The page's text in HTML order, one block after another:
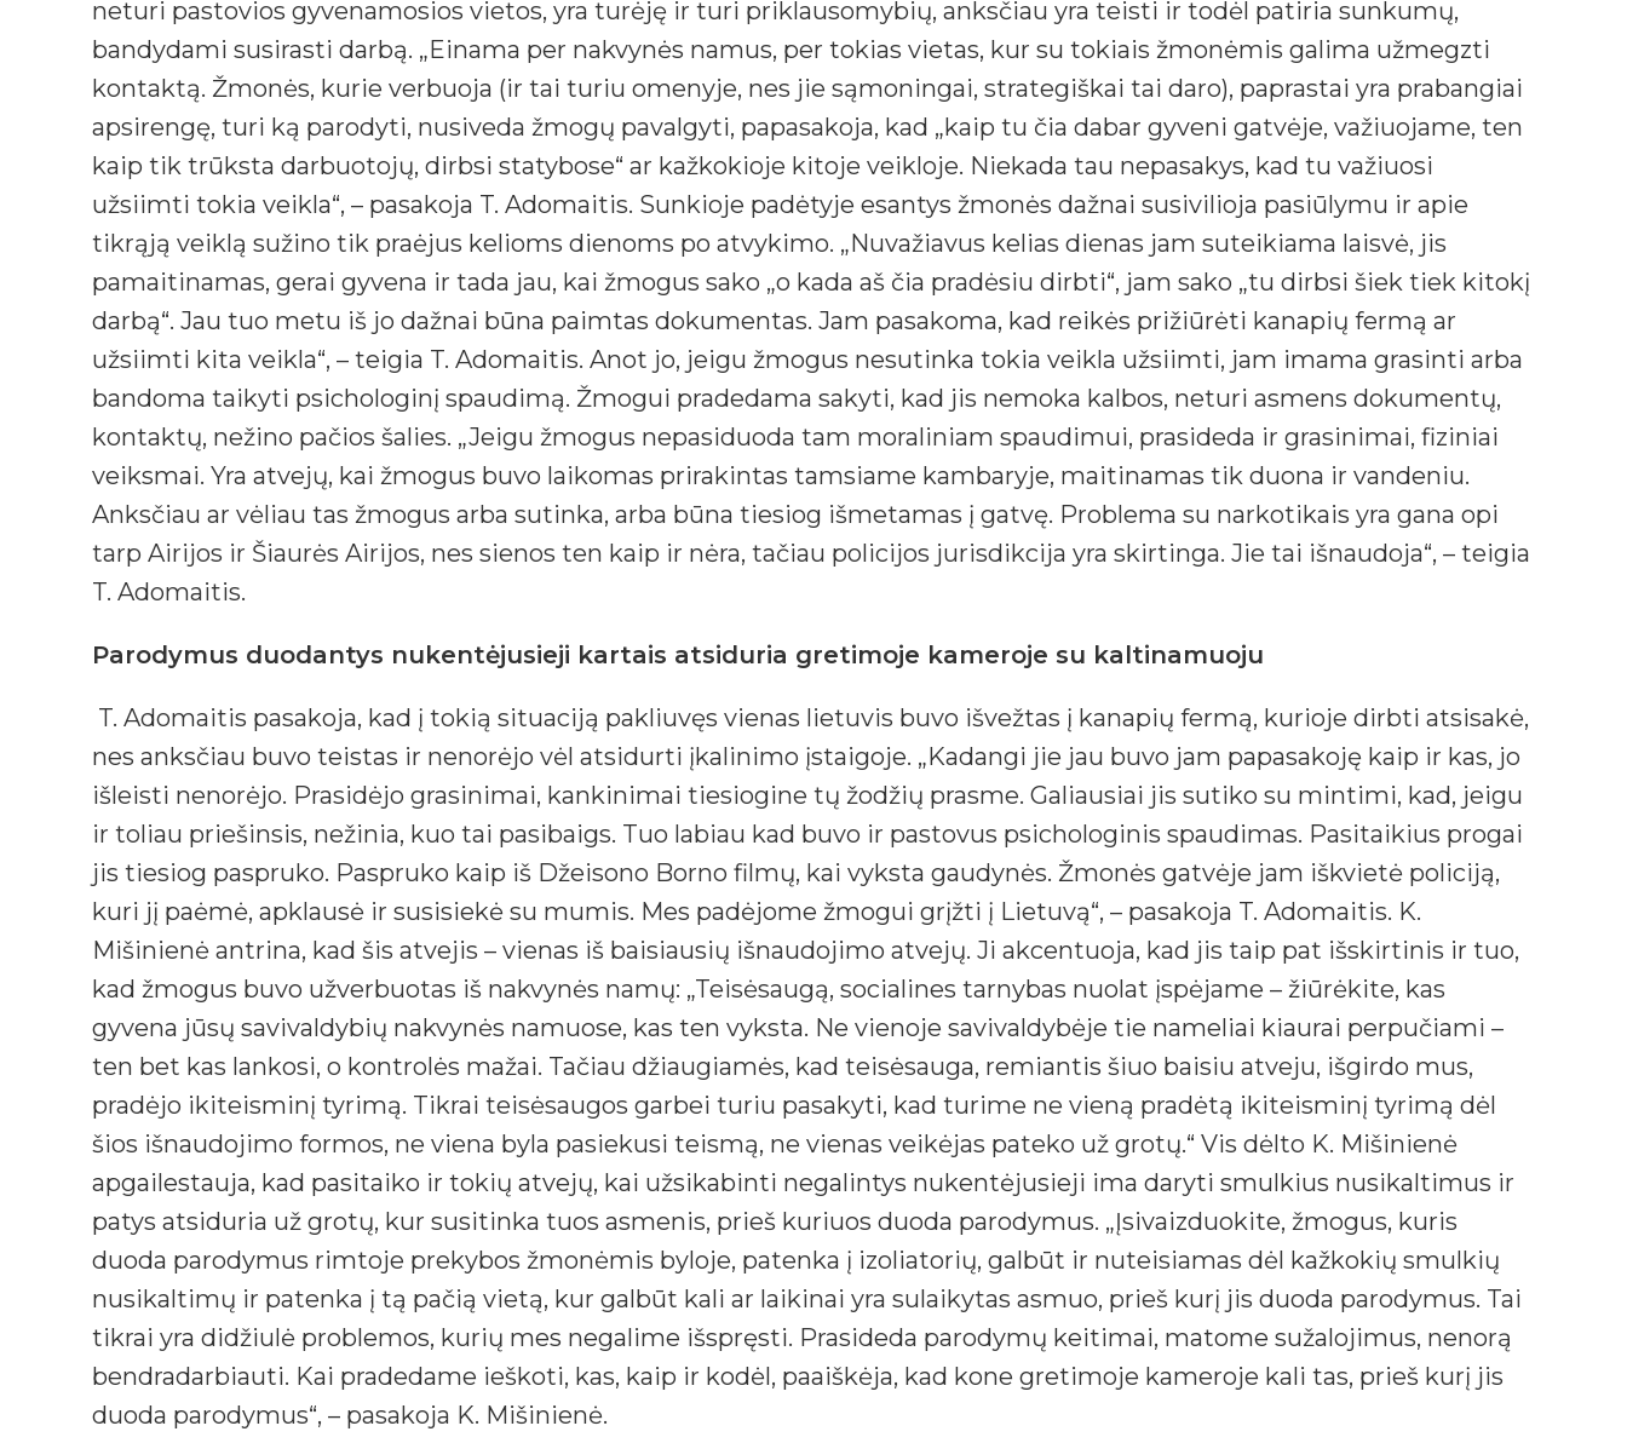
neturi pastovios gyvenamosios vietos, yra turėję ir turi priklausomybių, anksčiau yra teisti ir todėl patiria sunkumų,
bandydami susirasti darbą. „Einama per nakvynės namus, per tokias vietas, kur su tokiais žmonėmis galima užmegzti
kontaktą. Žmonės, kurie verbuoja (ir tai turiu omenyje, nes jie sąmoningai, strategiškai tai daro), paprastai yra prabangiai
apsirengę, turi ką parodyti, nusiveda žmogų pavalgyti, papasakoja, kad „kaip tu čia dabar gyveni gatvėje, važiuojame, ten
kaip tik trūksta darbuotojų, dirbsi statybose“ ar kažkokioje kitoje veikloje. Niekada tau nepasakys, kad tu važiuosi
užsiimti tokia veikla“, – pasakoja T. Adomaitis. Sunkioje padėtyje esantys žmonės dažnai susivilioja pasiūlymu ir apie
tikrąją veiklą sužino tik praėjus kelioms dienoms po atvykimo. „Nuvažiavus kelias dienas jam suteikiama laisvė, jis
pamaitinamas, gerai gyvena ir tada jau, kai žmogus sako „o kada aš čia pradėsiu dirbti“, jam sako „tu dirbsi šiek tiek kitokį
darbą“. Jau tuo metu iš jo dažnai būna paimtas dokumentas. Jam pasakoma, kad reikės prižiūrėti kanapių fermą ar
užsiimti kita veikla“, – teigia T. Adomaitis. Anot jo, jeigu žmogus nesutinka tokia veikla užsiimti, jam imama grasinti arba
bandoma taikyti psichologinį spaudimą. Žmogui pradedama sakyti, kad jis nemoka kalbos, neturi asmens dokumentų,
kontaktų, nežino pačios šalies. „Jeigu žmogus nepasiduoda tam moraliniam spaudimui, prasideda ir grasinimai, fiziniai
veiksmai. Yra atvejų, kai žmogus buvo laikomas prirakintas tamsiame kambaryje, maitinamas tik duona ir vandeniu.
Anksčiau ar vėliau tas žmogus arba sutinka, arba būna tiesiog išmetamas į gatvę. Problema su narkotikais yra gana opi
tarp Airijos ir Šiaurės Airijos, nes sienos ten kaip ir nėra, tačiau policijos jurisdikcija yra skirtinga. Jie tai išnaudoja“, – teigia
T. Adomaitis.
Parodymus duodantys nukentėjusieji kartais atsiduria gretimoje kameroje su kaltinamuoju
T. Adomaitis pasakoja, kad į tokią situaciją pakliuvęs vienas lietuvis buvo išvežtas į kanapių fermą, kurioje dirbti atsisakė,
nes anksčiau buvo teistas ir nenorėjo vėl atsidurti įkalinimo įstaigoje. „Kadangi jie jau buvo jam papasakoję kaip ir kas, jo
išleisti nenorėjo. Prasidėjo grasinimai, kankinimai tiesiogine tų žodžių prasme. Galiausiai jis sutiko su mintimi, kad, jeigu
ir toliau priešinsis, nežinia, kuo tai pasibaigs. Tuo labiau kad buvo ir pastovus psichologinis spaudimas. Pasitaikius progai
jis tiesiog paspruko. Paspruko kaip iš Džeisono Borno filmų, kai vyksta gaudynės. Žmonės gatvėje jam iškvietė policiją,
kuri jį paėmė, apklausė ir susisiekė su mumis. Mes padėjome žmogui grįžti į Lietuvą“, – pasakoja T. Adomaitis. K.
Mišinienė antrina, kad šis atvejis – vienas iš baisiausių išnaudojimo atvejų. Ji akcentuoja, kad jis taip pat išskirtinis ir tuo,
kad žmogus buvo užverbuotas iš nakvynės namų: „Teisėsaugą, socialines tarnybas nuolat įspėjame – žiūrėkite, kas
gyvena jūsų savivaldybių nakvynės namuose, kas ten vyksta. Ne vienoje savivaldybėje tie nameliai kiaurai perpučiami –
ten bet kas lankosi, o kontrolės mažai. Tačiau džiaugiamės, kad teisėsauga, remiantis šiuo baisiu atveju, išgirdo mus,
pradėjo ikiteisminį tyrimą. Tikrai teisėsaugos garbei turiu pasakyti, kad turime ne vieną pradėtą ikiteisminį tyrimą dėl
šios išnaudojimo formos, ne viena byla pasiekusi teismą, ne vienas veikėjas pateko už grotų.“ Vis dėlto K. Mišinienė
apgailestauja, kad pasitaiko ir tokių atvejų, kai užsikabinti negalintys nukentėjusieji ima daryti smulkius nusikaltimus ir
patys atsiduria už grotų, kur susitinka tuos asmenis, prieš kuriuos duoda parodymus. „Įsivaizduokite, žmogus, kuris
duoda parodymus rimtoje prekybos žmonėmis byloje, patenka į izoliatorių, galbūt ir nuteisiamas dėl kažkokių smulkių
nusikaltimų ir patenka į tą pačią vietą, kur galbūt kali ar laikinai yra sulaikytas asmuo, prieš kurį jis duoda parodymus. Tai
tikrai yra didžiulė problemos, kurių mes negalime išspręsti. Prasideda parodymų keitimai, matome sužalojimus, nenorą
bendradarbiauti. Kai pradedame ieškoti, kas, kaip ir kodėl, paaiškėja, kad kone gretimoje kameroje kali tas, prieš kurį jis
duoda parodymus“, – pasakoja K. Mišinienė.